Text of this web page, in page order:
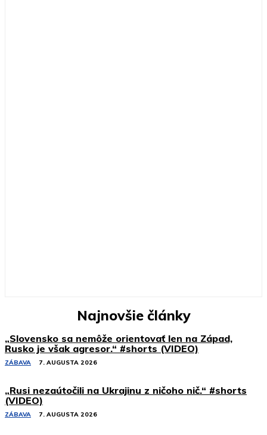
Najnovšie články
„Slovensko sa nemôže orientovať len na Západ,
Rusko je však agresor.“ #shorts (VIDEO)
ZÁBAVA 7. AUGUSTA 2026
„Rusi nezaútočili na Ukrajinu z ničoho nič.“ #shorts
(VIDEO)
ZÁBAVA 7. AUGUSTA 2026